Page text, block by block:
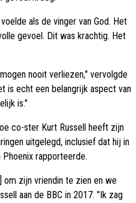
als de vinger van God. Het
gevoel. Dit was krachtig. Het
nooit verliezen," vervolgde
is echt een belangrijk aspect van
is."
co-ster Kurt Russell heeft zijn
uitgelegd, inclusief dat hij in
rapporteerde.
om zijn vriendin te zien en we
aan de BBC in 2017. "Ik zag